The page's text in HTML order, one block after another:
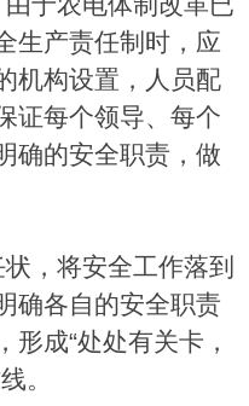
生产责任制时，应
机构设置，人员配
证每个领导、每个
确的安全职责，做
，将安全工作落到
确各自的安全职责
成“处处有关卡，
。